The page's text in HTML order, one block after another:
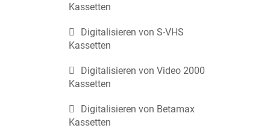
Kassetten
Digitalisieren von S-VHS
Kassetten
Digitalisieren von Video 2000
Kassetten
Digitalisieren von Betamax
Kassetten